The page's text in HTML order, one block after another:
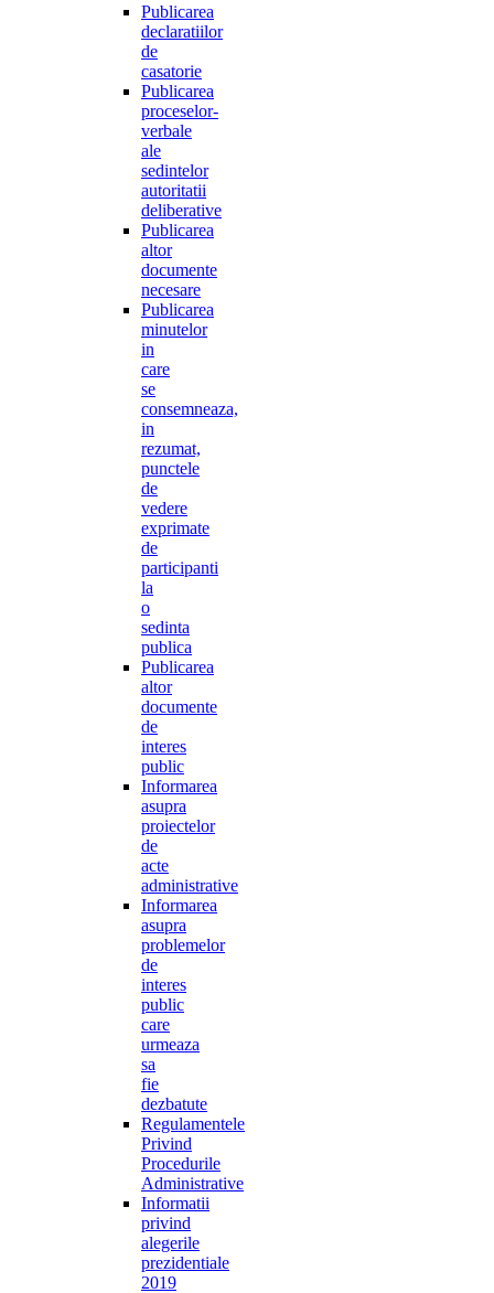
Publicarea
declaratiilor
de
casatorie
Publicarea
proceselor-
verbale
ale
sedintelor
autoritatii
deliberative
Publicarea
altor
documente
necesare
Publicarea
minutelor
in
care
se
consemneaza,
in
rezumat,
punctele
de
vedere
exprimate
de
participanti
la
o
sedinta
publica
Publicarea
altor
documente
de
interes
public
Informarea
asupra
proiectelor
de
acte
administrative
Informarea
asupra
problemelor
de
interes
public
care
urmeaza
sa
fie
dezbatute
Regulamentele
Privind
Procedurile
Administrative
Informatii
privind
alegerile
prezidentiale
2019